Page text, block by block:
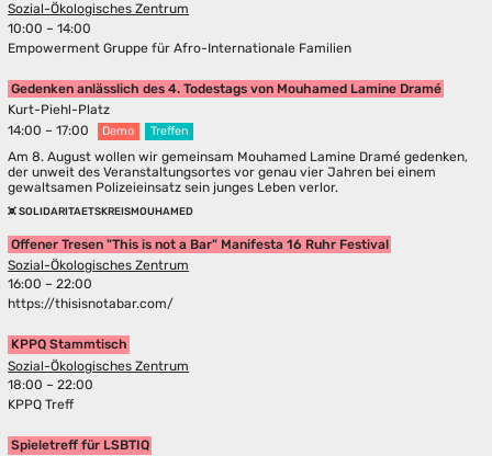
Sozial-Ökologisches Zentrum
10:00 – 14:00
Empowerment Gruppe für Afro-Internationale Familien
Gedenken anlässlich des 4. Todestags von Mouhamed Lamine Dramé
Kurt-Piehl-Platz
14:00 – 17:00
Demo Treffen
Am 8. August wollen wir gemeinsam Mouhamed Lamine Dramé gedenken,
der unweit des Veranstaltungsortes vor genau vier Jahren bei einem
gewaltsamen Polizeieinsatz sein junges Leben verlor.
SOLIDARITAETSKREISMOUHAMED
Offener Tresen "This is not a Bar" Manifesta 16 Ruhr Festival
Sozial-Ökologisches Zentrum
16:00 – 22:00
https://thisisnotabar.com/
KPPQ Stammtisch
Sozial-Ökologisches Zentrum
18:00 – 22:00
KPPQ Treff
Spieletreff für LSBTIQ